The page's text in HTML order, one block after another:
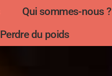
Qui sommes-nous ?
Perdre du poids